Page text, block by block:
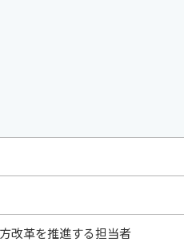
改革を推進する担当者